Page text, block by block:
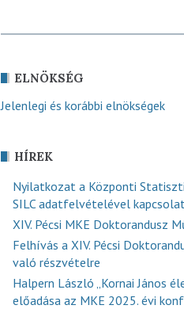
ELNÖKSÉG
Jelenlegi és korábbi elnökségek
HÍREK
Nyilatkozat a Központi
SILC adatfelvételével
XIV. Pécsi MKE Doktorandusz
Felhívás a XIV. Pécsi
való részvételre
Halpern László „Kornai János
előadása az MKE 2025. évi